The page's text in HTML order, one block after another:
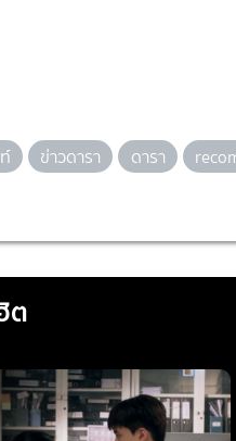
ข่าวดารา ดารา
ต